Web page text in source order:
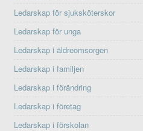
Ledarskap för sjuksköterskor
Ledarskap för unga
Ledarskap i äldreomsorgen
Ledarskap i familjen
Ledarskap i förändring
Ledarskap i företag
Ledarskap i förskolan